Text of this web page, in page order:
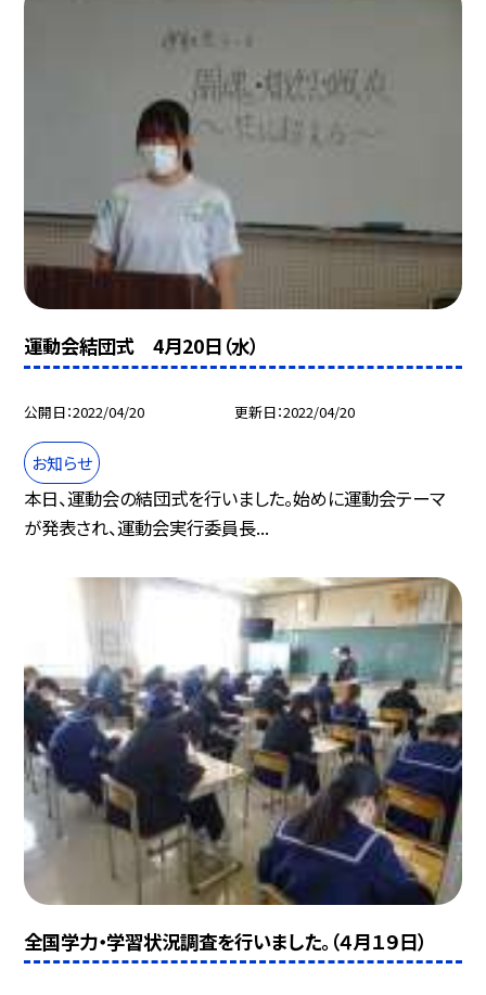
運動会結団式 4月20日（水）
公開日 2022/04/20 更新日 2022/04/20
お知らせ
本日、運動会の結団式を行いました。始めに運動会テーマ
が発表され、運動会実行委員長...
全国学力・学習状況調査を行いました。（４月１９日）